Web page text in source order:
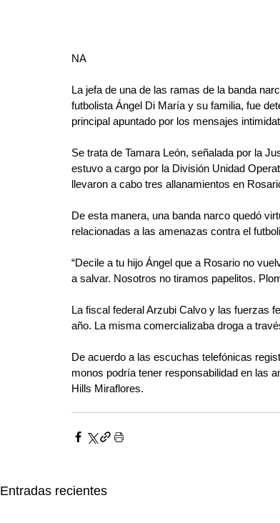
NA
La jefa de una de las ramas de la banda
futbolista Ángel Di María y su familia, fue
principal apuntado por los mensajes
Se trata de Tamara León, señalada por la
estuvo a cargo por la División Unidad
llevaron a cabo tres allanamientos en
De esta manera, una banda narco quedó
relacionadas a las amenazas contra el
“Decile a tu hijo Ángel que a Rosario no
a salvar. Nosotros no tiramos papelitos.
La fiscal federal Arzubi Calvo y las fuerzas
año. La misma comercializaba droga a
De acuerdo a las escuchas telefónicas
monos podría tener responsabilidad en las
Hills Miraflores.
Entradas recientes